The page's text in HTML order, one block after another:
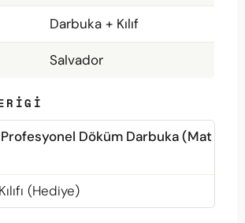
Darbuka + Kılıf
Salvador
Döküm Darbuka (Mat
(Hediye)